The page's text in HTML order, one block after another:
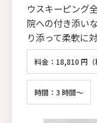
ウスキーピング
院への付き添い
り添って柔軟に
料金：18,810 円（
時間：3 時間～